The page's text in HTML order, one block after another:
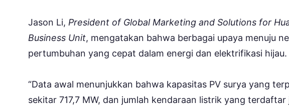
Jason Li, President of Global Marketing and Solutions for
Business Unit, mengatakan bahwa berbagai upaya menuju
pertumbuhan yang cepat dalam energi dan elektrifikasi hijau.
“Data awal menunjukkan bahwa kapasitas PV surya yang
sekitar 717,7 MW, dan jumlah kendaraan listrik yang